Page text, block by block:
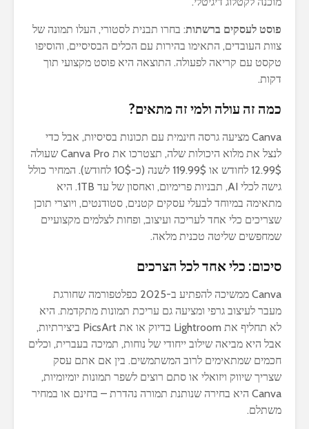
פוסט לעסקים ברשתות: בחרו תבנית לסטורי, העלו תמונה של
צוות העובדים, התאימו בהירות עם הכלים הבסיסיים, והוסיפו
טקסט עם קריאה לפעולה. התוצאה היא פוסט מקצועי תוך
דקות.
כמה זה עולה ולמי זה מתאים?
Canva מציעה גרסה חינמית עם תכונות בסיסיות, אבל כדי
לנצל את מלוא היכולות שלה, תצטרכו את Canva Pro שעולה
12.99$ לחודש או 119.99$ לשנה (כ-10$ לחודש). המחיר כולל
גישה לכלי AI, תבניות פרימיום, ואחסון של עד 1TB. היא
מתאימה במיוחד לבעלי עסקים קטנים, סטודנטים, ויוצרי תוכן
שצריכים כלי אחד לעריכה ועיצוב, ופחות לצלמים מקצועיים
שמחפשים שליטה טכנית מלאה.
סיכום: כלי אחד לכל הצרכים
Canva ממשיכה להפתיע ב-2025 כפלטפורמה שחורגת
מעבר לעיצוב גרפי ומציעה גם עריכת תמונות מתקדמת. היא
לא תחליף את Lightroom בדיוק או את PicsArt ביצירתיות,
אבל היא מביאה שילוב ייחודי של נוחות, תמיכה בעברית, וכלים
חכמים שמתאימים לרוב המשתמשים. בין אם אתם עסק
שצריך שיווק ויזואלי או סתם רוצים לשפר תמונות יומיומיות,
Canva היא בחירה שנותנת תמורה נהדרת – בחינם או במחיר
משתלם.